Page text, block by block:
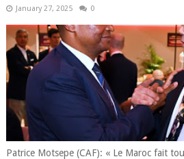
January 27, 2025 0
Patrice Motsepe (CAF): « Le Maroc fait